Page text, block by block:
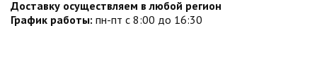
Доставку осуществляем в любой регион
График работы: пн-пт с 8:00 до 16:30